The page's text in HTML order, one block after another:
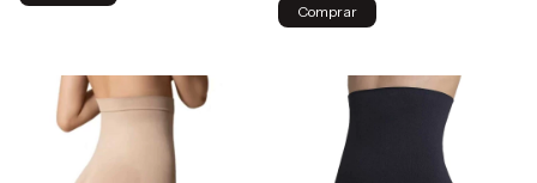
Comprar